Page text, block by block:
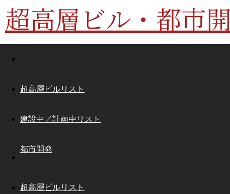
超高層ビル・都市
超高層ビルリスト
建設中／計画中リスト
都市開発
超高層ビルリスト